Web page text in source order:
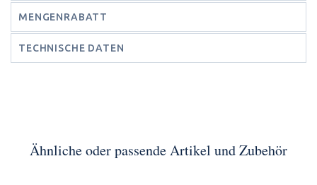
MENGENRABATT
TECHNISCHE DATEN
Ähnliche oder passende Artikel und Zubehör